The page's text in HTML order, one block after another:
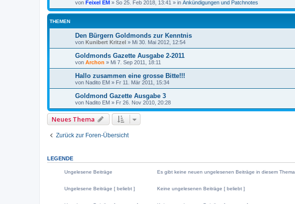
von Feixel EM » So 25. Feb 2018, 13:41 » in Ankündigungen und Patchnotes
THEMEN
Den Bürgern Goldmonds zur Kenntnis
von Kunibert Kritzel » Mi 30. Mai 2012, 12:54
Goldmonds Gazette Ausgabe 2-2011
von Archon » Mi 7. Sep 2011, 18:11
Hallo zusammen eine grosse Bitte!!!
von Nadito EM » Fr 11. Mär 2011, 15:34
Goldmond Gazette Ausgabe 3
von Nadito EM » Fr 26. Nov 2010, 20:28
Neues Thema
Zurück zur Foren-Übersicht
LEGENDE
n
Ungelesene Beiträge
Ungelesene Beiträge [ beliebt ]
e
Es gibt keine neuen ungelesenen Beiträge in diesem Thema.
Keine ungelesenen Beiträge [ beliebt ]